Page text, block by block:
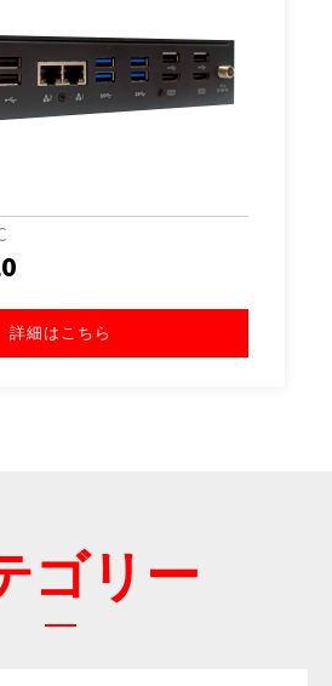
詳細はこちら
テゴリー